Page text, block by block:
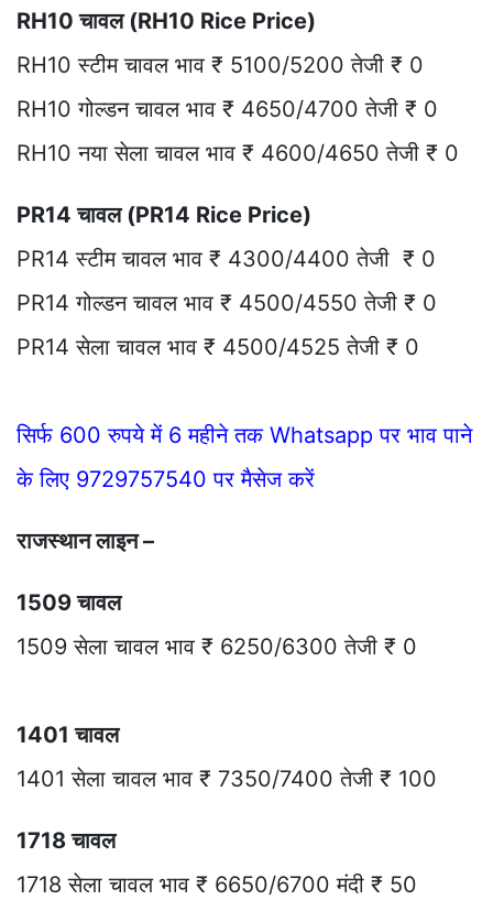
RH10 चावल (RH10 Rice Price)
RH10 स्टीम चावल भाव ₹ 5100/5200 तेजी ₹ 0
RH10 गोल्डन चावल भाव ₹ 4650/4700 तेजी ₹ 0
RH10 नया सेला चावल भाव ₹ 4600/4650 तेजी ₹ 0
PR14 चावल (PR14 Rice Price)
PR14 स्टीम चावल भाव ₹ 4300/4400 तेजी ₹ 0
PR14 गोल्डन चावल भाव ₹ 4500/4550 तेजी ₹ 0
PR14 सेला चावल भाव ₹ 4500/4525 तेजी ₹ 0
सिर्फ 600 रुपये में 6 महीने तक Whatsapp पर भाव पाने
के लिए 9729757540 पर मैसेज करें
राजस्थान लाइन –
1509 चावल
1509 सेला चावल भाव ₹ 6250/6300 तेजी ₹ 0
1401 चावल
1401 सेला चावल भाव ₹ 7350/7400 तेजी ₹ 100
1718 चावल
1718 सेला चावल भाव ₹ 6650/6700 मंदी ₹ 50